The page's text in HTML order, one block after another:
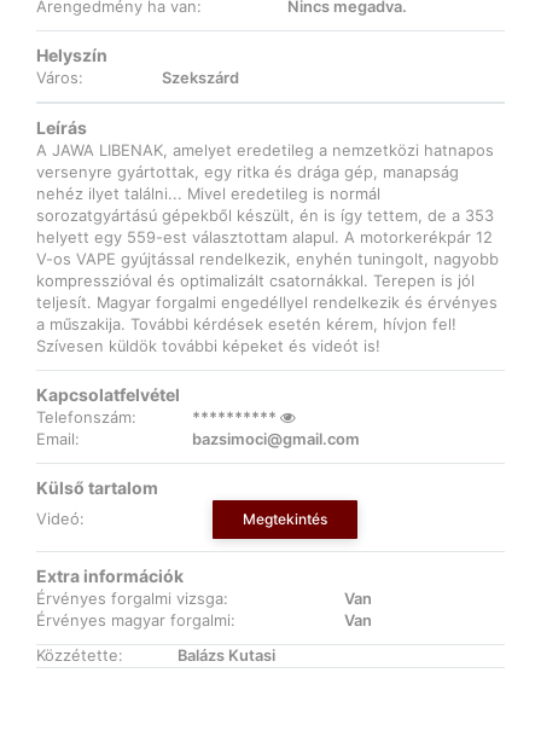
Árengedmény ha van:
Nincs megadva.
Helyszín
Város: Szekszárd
Leírás
A JAWA LIBENAK, amelyet eredetileg a nemzetközi hatnapos
versenyre gyártottak, egy ritka és drága gép, manapság
nehéz ilyet találni... Mivel eredetileg is normál
sorozatgyártású gépekből készült, én is így tettem, de a 353
helyett egy 559-est választottam alapul. A motorkerékpár 12
V-os VAPE gyújtással rendelkezik, enyhén tuningolt, nagyobb
kompresszióval és optimalizált csatornákkal. Terepen is jól
teljesít. Magyar forgalmi engedéllyel rendelkezik és érvényes
a műszakija. További kérdések esetén kérem, hívjon fel!
Szívesen küldök további képeket és videót is!
Kapcsolatfelvétel
Telefonszám:
**********
Email:
bazsimoci@gmail.com
Külső tartalom
Videó: Megtekintés
Extra információk
Érvényes forgalmi vizsga:
Van
Érvényes magyar forgalmi:
Van
Közzétette:
Balázs Kutasi